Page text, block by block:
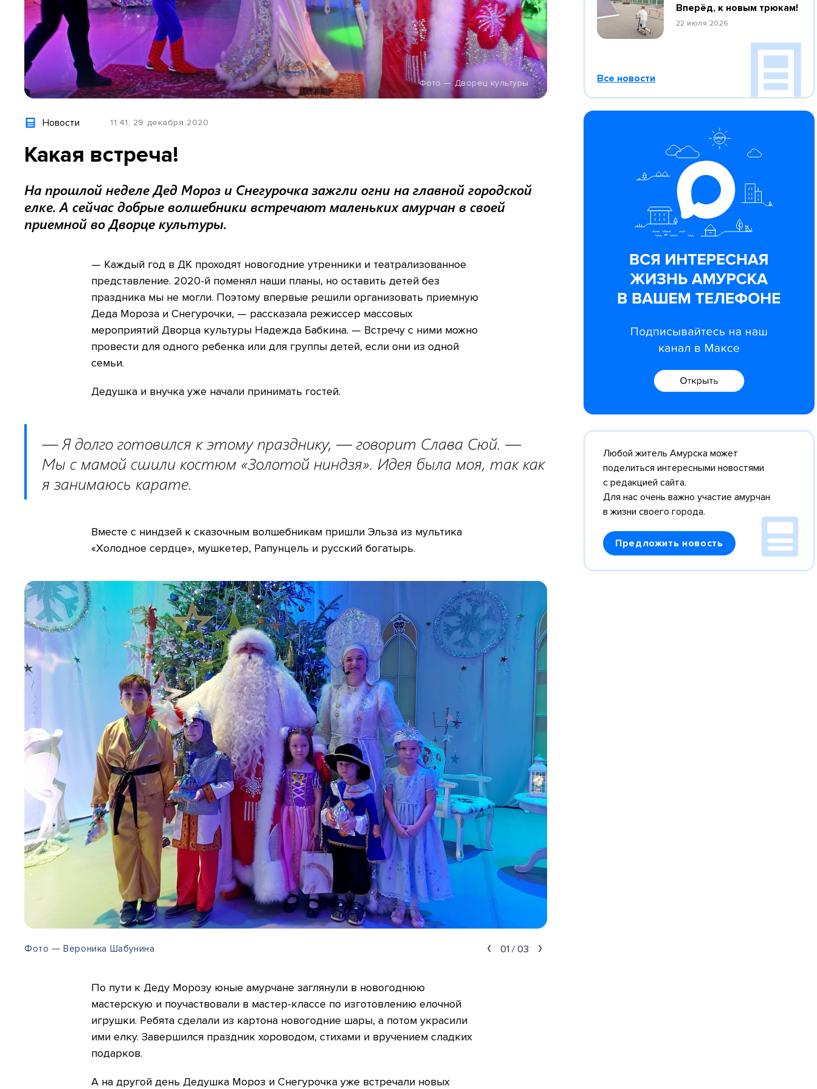
Фото — Дворец культуры
Новости 11:41, 29 декабря 2020
Какая встреча!
На прошлой неделе Дед Мороз и Снегурочка зажгли огни на главной городской
елке. А сейчас добрые волшебники встречают маленьких амурчан в своей
приемной во Дворце культуры.
— Каждый год в ДК проходят новогодние утренники и театрализованное
представление. 2020-й поменял наши планы, но оставить детей без
праздника мы не могли. Поэтому впервые решили организовать приемную
Деда Мороза и Снегурочки, — рассказала режиссер массовых
мероприятий Дворца культуры Надежда Бабкина. — Встречу с ними можно
провести для одного ребенка или для группы детей, если они из одной
семьи.
Дедушка и внучка уже начали принимать гостей.
— Я долго готовился к этому празднику, — говорит Слава Сюй. —
Мы с мамой сшили костюм «Золотой ниндзя». Идея была моя, так как
я занимаюсь карате.
Вместе с ниндзей к сказочным волшебникам пришли Эльза из мультика
«Холодное сердце», мушкетер, Рапунцель и русский богатырь.
Фото — Вероника Шабунина 01 / 03
По пути к Деду Морозу юные амурчане заглянули в новогоднюю
мастерскую и поучаствовали в мастер-классе по изготовлению елочной
игрушки. Ребята сделали из картона новогодние шары, а потом украсили
ими елку. Завершился праздник хороводом, стихами и вручением сладких
подарков.
А на другой день Дедушка Мороз и Снегурочка уже встречали новых
Вперёд, к новым трюкам!
22 июля 2026
Все новости
Любой житель Амурска может
поделиться интересными новостями
с редакцией сайта.
Для нас очень важно участие амурчан
в жизни своего города.
Предложить новость